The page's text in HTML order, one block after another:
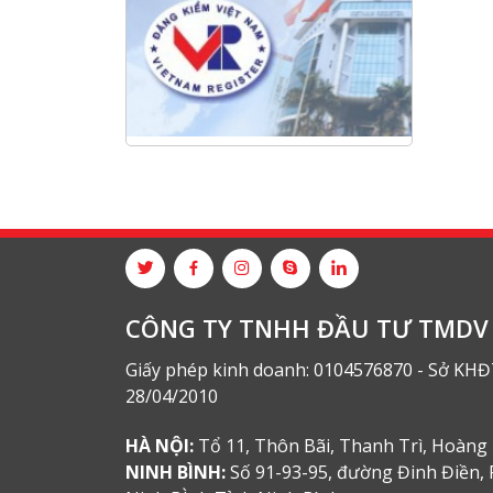
Hội nghị tổng kết công tác năm
2025 và triển khai nhiệm vụ năm
2026 do chi hội tàu du lịch Hạ
Long
NANIBI khai trương văn phòng
Tập đoàn Công nghiệp nặng Sơn
Đông tổ chức Hội nghị đối tác
toàn cầu tại Jakarta
CÔNG TY TNHH ĐẦU TƯ
Giấy phép kinh doanh: 0104576870 - Sở
28/04/2010
HÀ NỘI: Tổ 11, Thôn Bãi, Thanh Trì, Hoàng
NINH BÌNH:Số 91-93-95, đường Đinh Điền,